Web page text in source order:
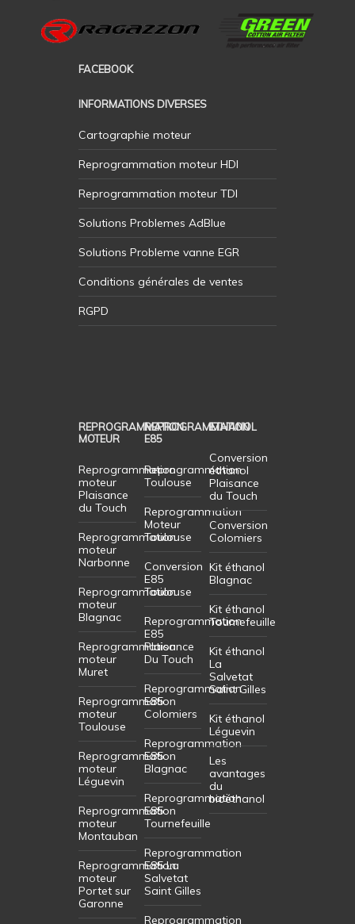
FACEBOOK
INFORMATIONS DIVERSES
Cartographie moteur
Reprogrammation moteur HDI
Reprogrammation moteur TDI
Solutions Problemes AdBlue
Solutions Probleme vanne EGR
Conditions générales de ventes
RGPD
REPROGRAMMATION
MOTEUR
Reprogrammation
moteur
Plaisance
du Touch
Reprogrammation
moteur
Narbonne
Reprogrammation
moteur
Blagnac
Reprogrammation
moteur
Muret
Reprogrammation
moteur
Toulouse
Reprogrammation
moteur
Léguevin
Reprogrammation
moteur
Montauban
Reprogrammation
moteur
Portet sur
Garonne
REPROGRAMMATION
E85
Reprogrammation
Toulouse
Reprogrammation
Moteur
Toulouse
Conversion
E85
Toulouse
Reprogrammation
E85
Plaisance
Du Touch
Reprogrammation
E85
Colomiers
Reprogrammation
E85
Blagnac
Reprogrammation
E85
Tournefeuille
Reprogrammation
E85 La
Salvetat
Saint Gilles
Reprogrammation
ETHANOL
Conversion
éthanol
Plaisance
du Touch
Conversion
Colomiers
Kit éthanol
Blagnac
Kit éthanol
Tournefeuille
Kit éthanol
La
Salvetat
Saint Gilles
Kit éthanol
Léguevin
Les
avantages
du
bioéthanol